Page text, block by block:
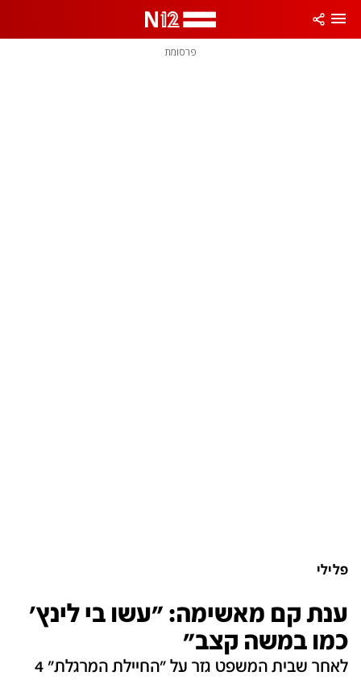
פרסומת
פלילי
ענת קם מאשימה: "עשו בי לינץ'
כמו במשה קצב"
לאחר שבית המשפט גזר על "החיילת המרגלת" 4